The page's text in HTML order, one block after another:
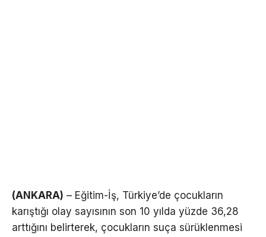
(ANKARA) – Eğitim-İş, Türkiye’de çocukların
karıştığı olay sayısının son 10 yılda yüzde 36,28
arttığını belirterek, çocukların suça sürüklenmesi